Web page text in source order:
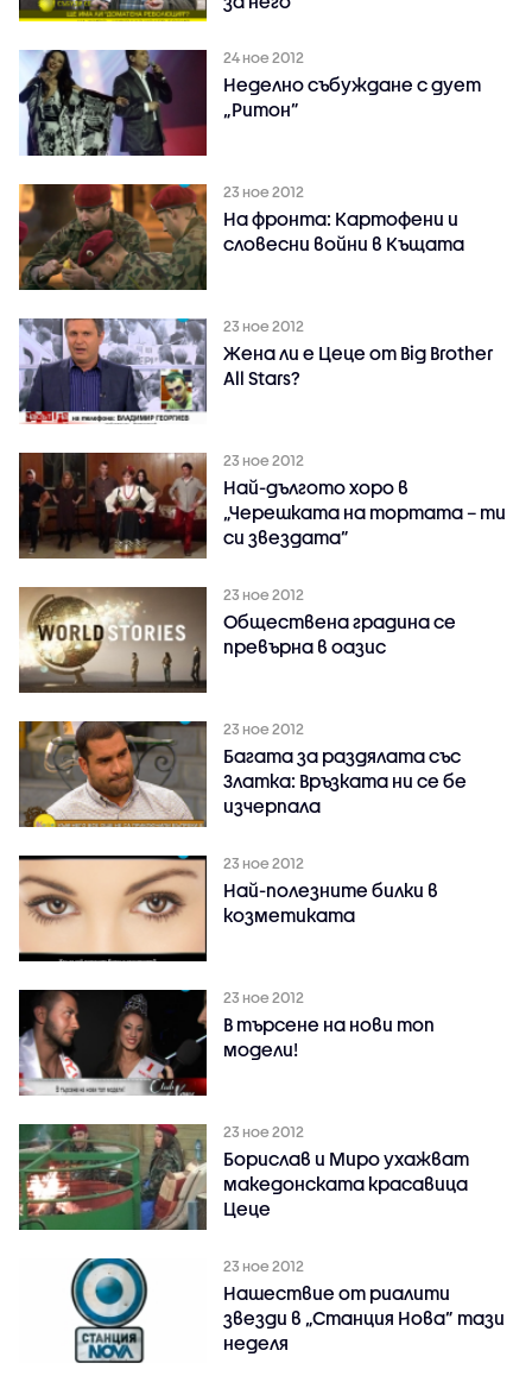
24 ное 2012
Неделно събуждане с дует
„Ритон”
23 ное 2012
На фронта: Картофени и
словесни войни в Къщата
23 ное 2012
Жена ли е Цеце от Big Brother
All Stars?
23 ное 2012
Най-дългото хоро в
„Черешката на тортата – ти
си звездата”
23 ное 2012
Обществена градина се
превърна в оазис
23 ное 2012
Багата за раздялата със
Златка: Връзката ни се бе
изчерпала
23 ное 2012
Най-полезните билки в
козметиката
23 ное 2012
В търсене на нови топ
модели!
23 ное 2012
Борислав и Миро ухажват
македонската красавица
Цеце
23 ное 2012
Нашествие от риалити
звезди в „Станция Нова” тази
неделя